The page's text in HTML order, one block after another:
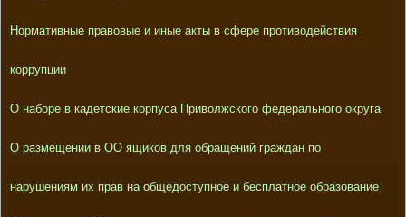
Нормативные правовые и иные акты в сфере противодействия
коррупции
О наборе в кадетские корпуса Приволжского федерального округа
О размещении в ОО ящиков для обращений граждан по
нарушениям их прав на общедоступное и бесплатное образование